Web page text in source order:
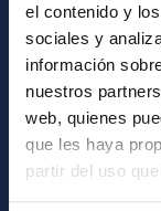
el contenido y
sociales y
información
nuestros
web, quienes
que les haya
partir del uso
GENERAL
Contact
How to get to
List of personnel